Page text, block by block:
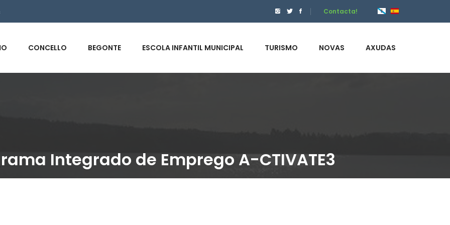
Contacta!
CONCELLO BEGONTE ESCOLA INFANTIL MUNICIPAL TURISMO NOVAS AXUDAS
Integrado de Emprego A-CTIVATE3